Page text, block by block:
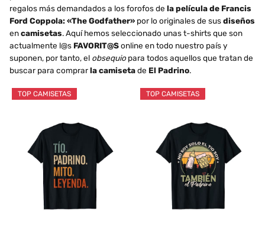
regalos más demandados a los forofos de la película de Francis
Ford Coppola: «The Godfather» por lo originales de susdiseños
encamisetas. Aquí hemos seleccionado unas t-shirts que son
actualmente l@s FAVORIT@Sonline en todo nuestro país y
suponen, por tanto, el obsequiopara todos aquellos que tratan de
buscar para comprarla camisetade El Padrino.
TOP CAMISETAS TOP CAMISETAS